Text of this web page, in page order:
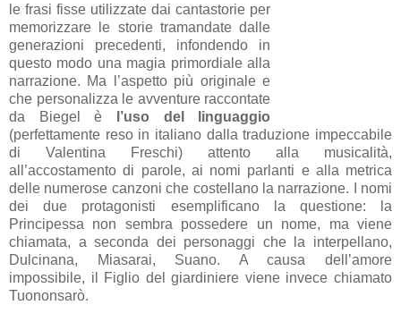
le frasi fisse utilizzate dai cantastorie per
memorizzare le storie tramandate dalle
generazioni precedenti, infondendo in
questo modo una magia primordiale alla
narrazione. Ma l’aspetto più originale e
che personalizza le avventure raccontate
da Biegel è
l’uso del linguaggio
(perfettamente reso in italiano dalla traduzione impeccabile
di Valentina Freschi) attento alla musicalità,
all’accostamento di parole, ai nomi parlanti e alla metrica
delle numerose canzoni che costellano la narrazione. I nomi
dei due protagonisti esemplificano la questione: la
Principessa non sembra possedere un nome, ma viene
chiamata, a seconda dei personaggi che la interpellano,
Dulcinana, Miasarai, Suano. A causa dell’amore
impossibile, il Figlio del giardiniere viene invece chiamato
Tuononsarò.